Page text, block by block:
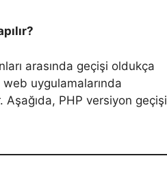
arasında geçişi oldukça
web uygulamalarında
PHP versiyon geçişi